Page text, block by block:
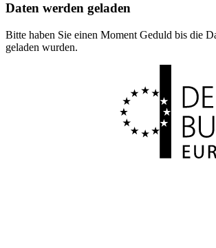
Daten werden geladen
Bitte haben Sie einen Moment Geduld bis die
geladen wurden.